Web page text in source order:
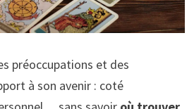
préoccupations et des
à son avenir : coté